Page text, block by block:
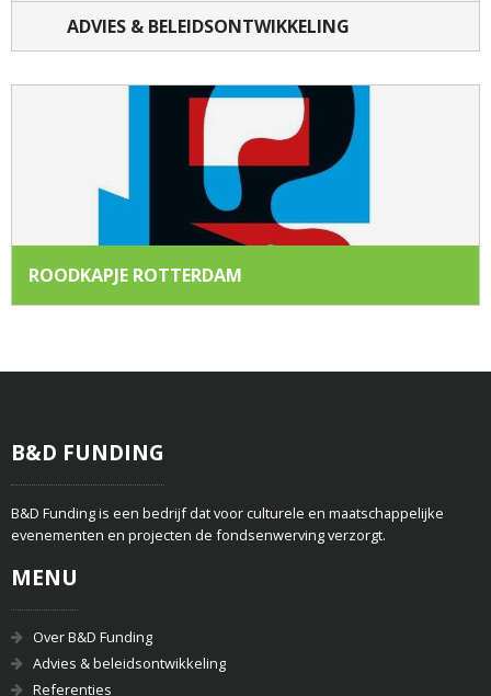
ADVIES & BELEIDSONTWIKKELING
ROODKAPJE ROTTERDAM
B&D FUNDING
B&D Funding is een bedrijf dat voor culturele en maatschappelijke
evenementen en projecten de fondsenwerving verzorgt.
MENU
Over B&D Funding
Advies & beleidsontwikkeling
Referenties